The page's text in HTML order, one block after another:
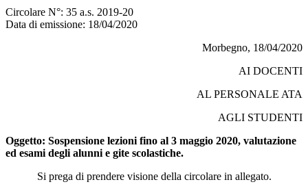
Circolare N°: 35 a.s. 2019-20
Data di emissione: 18/04/2020
Morbegno, 18/04/2020
AI DOCENTI
AL PERSONALE ATA
AGLI STUDENTI
Oggetto: Sospensione lezioni fino al 3 maggio 2020, valutazione
ed esami degli alunni e gite scolastiche.
Si prega di prendere visione della circolare in allegato.